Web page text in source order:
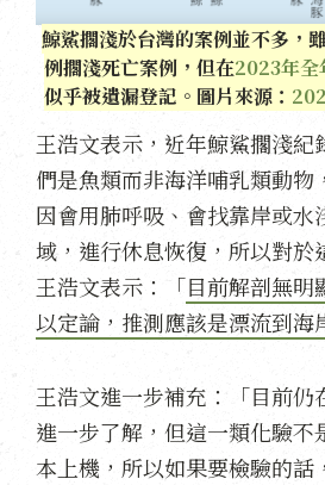
鯨鯊擱淺於台灣的案例並不多，
例擱淺死亡案例，但在2023年全
似乎被遺漏登記。圖片來源：
王浩文表示，近年鯨鯊擱淺紀
們是魚類而非海洋哺乳類動物
因會用肺呼吸、會找靠岸或水
域，進行休息恢復，所以對於
王浩文表示：「目前解剖無明
以定論，推測應該是漂流到海
王浩文進一步補充：「目前仍
進一步了解，但這一類化驗不
本上機，所以如果要檢驗的話